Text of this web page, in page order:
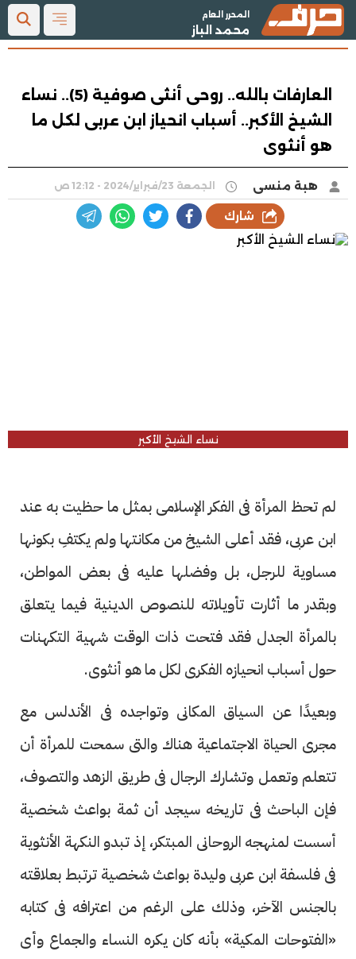
المحرر العام
محمد الباز
العارفات بالله.. روحى أنثى صوفية (5).. نساء
الشيخ الأكبر.. أسباب انحياز ابن عربى لكل ما
هو أنثوى
هبة منسى الجمعة 23/فبراير/2024 - 12:12 ص
شارك
نساء الشيخ الأكبر
لم تحظ المرأة فى الفكر الإسلامى بمثل ما حظيت به عند
ابن عربى، فقد أعلى الشيخ من مكانتها ولم يكتفِ بكونها
مساوية للرجل، بل وفضلها عليه فى بعض المواطن،
وبقدر ما أثارت تأويلاته للنصوص الدينية فيما يتعلق
بالمرأة الجدل فقد فتحت ذات الوقت شهية التكهنات
حول أسباب انحيازه الفكرى لكل ما هو أنثوى.
وبعيدًا عن السياق المكانى وتواجده فى الأندلس مع
مجرى الحياة الاجتماعية هناك والتى سمحت للمرأة أن
تتعلم وتعمل وتشارك الرجال فى طريق الزهد والتصوف،
فإن الباحث فى تاريخه سيجد أن ثمة بواعث شخصية
أسست لمنهجه الروحانى المبتكر، إذ تبدو النكهة الأنثوية
فى فلسفة ابن عربى وليدة بواعث شخصية ترتبط بعلاقته
بالجنس الآخر، وذلك على الرغم من اعترافه فى كتابه
«الفتوحات المكية» بأنه كان يكره النساء والجماع وأى